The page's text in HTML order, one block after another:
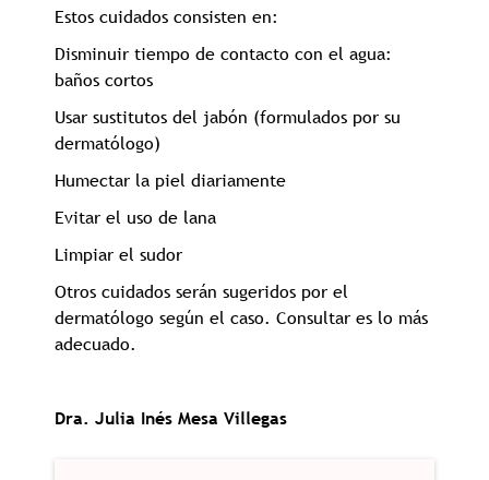
Estos cuidados consisten en:
Disminuir tiempo de contacto con el agua:
baños cortos
Usar sustitutos del jabón (formulados por su
dermatólogo)
Humectar la piel diariamente
Evitar el uso de lana
Limpiar el sudor
Otros cuidados serán sugeridos por el
dermatólogo según el caso. Consultar es lo más
adecuado.
Dra. Julia Inés Mesa Villegas